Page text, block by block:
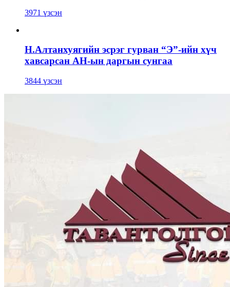
3971 үзсэн
Н.Алтанхуягийн эсрэг гурван “Э”-ийн хүч
хавсарсан АН-ын даргын сунгаа
3844 үзсэн